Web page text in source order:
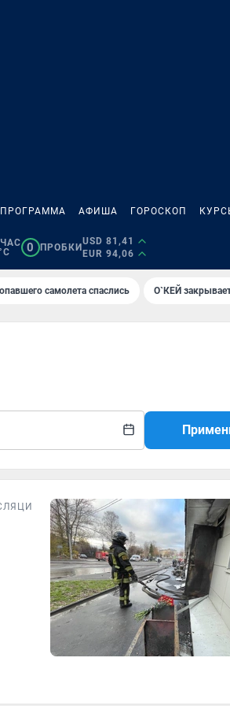
АФИША ГОРОСКОП
0 ПРОБКИ
USD 81,41
EUR 94,06
самолета спаслись О`КЕЙ